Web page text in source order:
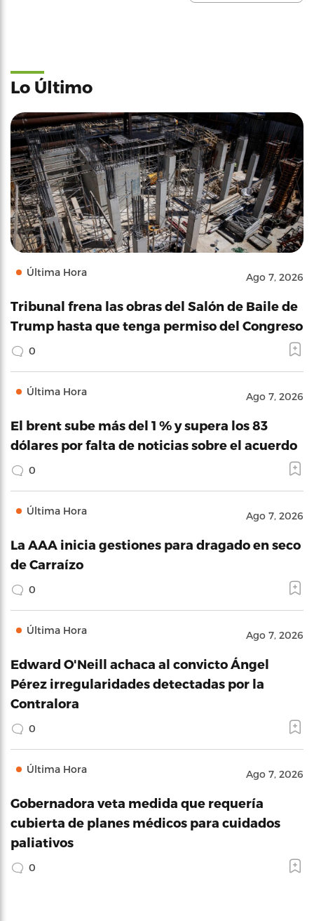
Lo Último
Última Hora Ago 7, 2026
Tribunal frena las obras del Salón de Baile de
Trump hasta que tenga permiso del Congreso
0
Última Hora Ago 7, 2026
El brent sube más del 1 % y supera los 83
dólares por falta de noticias sobre el acuerdo
0
Última Hora Ago 7, 2026
La AAA inicia gestiones para dragado en seco
de Carraízo
0
Última Hora Ago 7, 2026
Edward O'Neill achaca al convicto Ángel
Pérez irregularidades detectadas por la
Contralora
0
Última Hora Ago 7, 2026
Gobernadora veta medida que requería
cubierta de planes médicos para cuidados
paliativos
0